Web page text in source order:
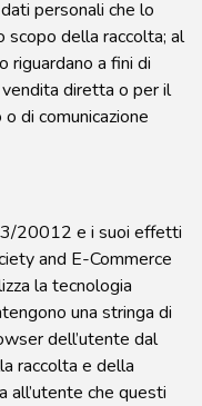
personali che lo
scopo della raccolta; al
riguardano a fini di
diretta o per il
di comunicazione
20012 e i suoi effetti
and E-Commerce
la tecnologia
una stringa di
dell’utente dal
raccolta e della
all’utente che questi